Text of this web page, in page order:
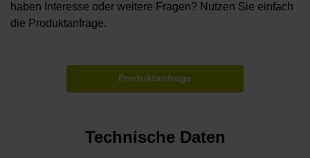
haben Interesse oder weitere Fragen? Nutzen Sie einfach
die Produktanfrage.
Produktanfrage
Technische Daten